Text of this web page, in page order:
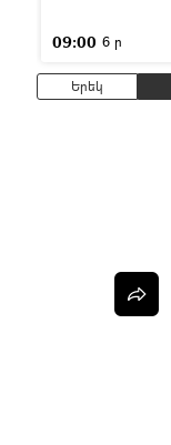
09:00 6 ր
Երեկ